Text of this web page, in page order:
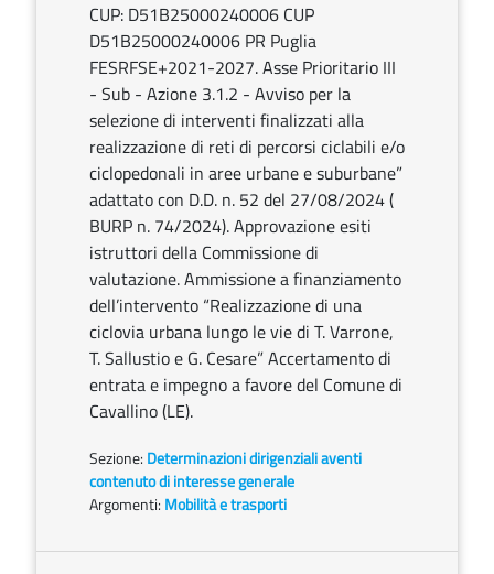
CUP: D51B25000240006 CUP
D51B25000240006 PR Puglia
FESRFSE+2021-2027. Asse Prioritario III
- Sub - Azione 3.1.2 - Avviso per la
selezione di interventi finalizzati alla
realizzazione di reti di percorsi ciclabili e/o
ciclopedonali in aree urbane e suburbane”
adattato con D.D. n. 52 del 27/08/2024 (
BURP n. 74/2024). Approvazione esiti
istruttori della Commissione di
valutazione. Ammissione a finanziamento
dell’intervento “Realizzazione di una
ciclovia urbana lungo le vie di T. Varrone,
T. Sallustio e G. Cesare” Accertamento di
entrata e impegno a favore del Comune di
Cavallino (LE).
Sezione: Determinazioni dirigenziali aventi
contenuto di interesse generale
Argomenti: Mobilità e trasporti